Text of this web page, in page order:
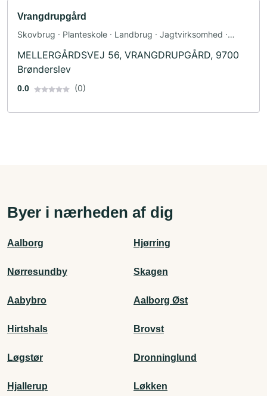
Vrangdrupgård
Skovbrug · Planteskole · Landbrug · Jagtvirksomhed ·
MELLERGÅRDSVEJ 56, VRANGDRUPGÅRD, 9700
Brønderslev
0.0 (0)
Byer i nærheden af dig
Aalborg Hjørring
Nørresundby Skagen
Aabybro Aalborg Øst
Hirtshals Brovst
Løgstør Dronninglund
Hjallerup Løkken